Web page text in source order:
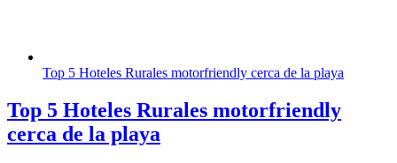
Top 5 Hoteles Rurales motorfriendly cerca de la playa
Top 5 Hoteles Rurales motorfriendly
cerca de la playa